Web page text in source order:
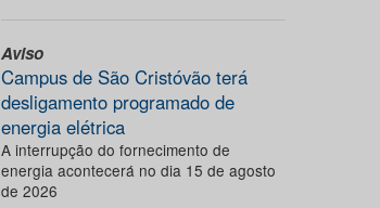
Aviso
Campus de São Cristóvão terá
desligamento programado de
energia elétrica
A interrupção do fornecimento de
energia acontecerá no dia 15 de agosto
de 2026